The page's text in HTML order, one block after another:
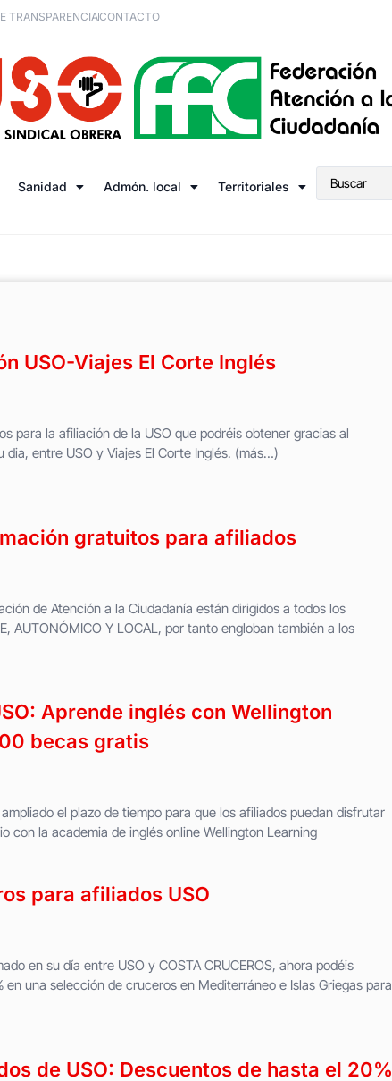
TRANSPARENCIACONTACTO
Sanidad Admón. local Territoriales
USO-Viajes El Corte Inglés
para la afiliación de la USO que podréis obtener gracias al
entre USO y Viajes El Corte Inglés. (más…)
gratuitos para afiliados
de Atención a la Ciudadanía están dirigidos a todos los
AUTONÓMICO Y LOCAL, por tanto engloban también a los
Aprende inglés con Wellington
becas gratis
el plazo de tiempo para que los afiliados puedan disfrutar
con la academia de inglés online Wellington Learning
para afiliados USO
en su día entre USO y COSTA CRUCEROS, ahora podéis
una selección de cruceros en Mediterráneo e Islas Griegas para
de USO: Descuentos de hasta el 20%